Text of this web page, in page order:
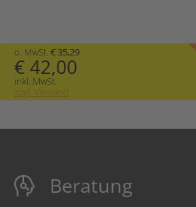
o. MwSt. € 35,29
€ 42,00
inkl. MwSt.
zzgl. Versand
Beratung